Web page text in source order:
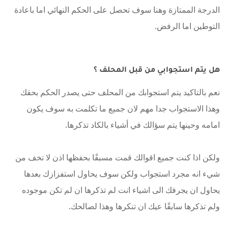
الدرجة الممتازة وهنا سوف تحصل على الحكم النهائي اما باعادة
التوطين اما الرفض.
هل يتم استجوابي من قبل المحلف ؟
نعم بالتاكيد يتم استجوابك من المحلف حتى يصدر الحكم بحقك
وهذا الاستجواب جدا مهم لان جميع ما تكلمت به سوف يكون
امامه وحينها يتم سؤالك في أشياء بالكاد تذكرها.
ولكن اذا كنت جميع اقوالك قمت مسبقًا بحفظها اذن لا تخف من
شيء انه مجرد استجواب ولكن سوف يحاول استفزازك بعدها
يحاول ان يجرفك الى اشياء انت لم تذكرها ان لم تكن موجوده
ولم تذكرها سابقًا عيك ان تنكرها وهذا لصالحك.